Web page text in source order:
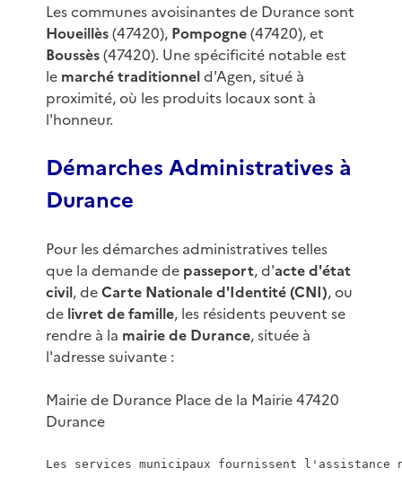
Les communes avoisinantes de Durance sont
Houeillès(47420), Pompogne(47420), et
Boussès(47420). Une spécificité notable est
le marché traditionneld'Agen, situé à
proximité, où les produits locaux sont à
l'honneur.
Démarches Administratives à
Durance
Pour les démarches administratives telles
que la demande de passeport, d'acte d'état
civil, deCarte Nationale d'Identité (CNI), ou
de livret de famille, les résidents peuvent se
rendre à la mairie de Durance, située à
l'adresse suivante :
Mairie de Durance Place de la Mairie 47420
Durance